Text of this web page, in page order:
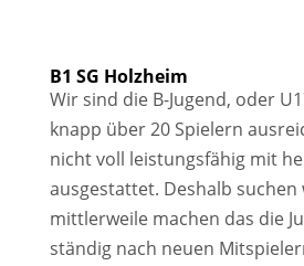
B1 SG Holzheim
Wir sind die B-Jugend, oder
knapp über 20 Spielern
nicht voll leistungsfähig mit
ausgestattet. Deshalb suchen
mittlerweile machen das die
ständig nach neuen